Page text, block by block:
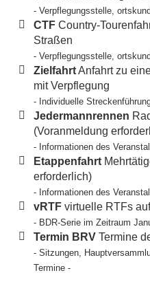
- Verpflegungsstelle,
CTF Country-
Straßen
- Verpflegungsstelle,
ZielfahrtAnfahrt zu
mit Verpflegung
- Individuelle
Jedermannrennen
(Voranmeldung
- Informationen des
Etappenfahrt
erforderlich)
- Informationen des
vRTF virtuelle RTFs
- BDR-Serie im Zeitraum
Termin BRV Termine
- Sitzungen,
Termine -